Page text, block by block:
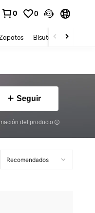
0 0
Bisutería Y
Seguir
del producto